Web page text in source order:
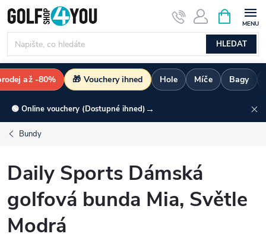
Přejít
na
obsah
HLEDAT
NÁKUPNÍ
KOŠÍK
až -80% 🎁 Vouchery ihned Hole Míče Bagy
🟢 Online vouchery (Dostupné ihned) →
Bundy
Daily Sports Dámská
golfová bunda Mia, Světle
Modrá